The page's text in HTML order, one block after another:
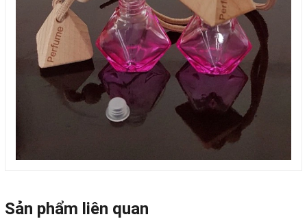
Sản phẩm liên quan